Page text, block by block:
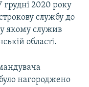
грудні 2020 року
службу до
у якому служив
області.
нагороджено